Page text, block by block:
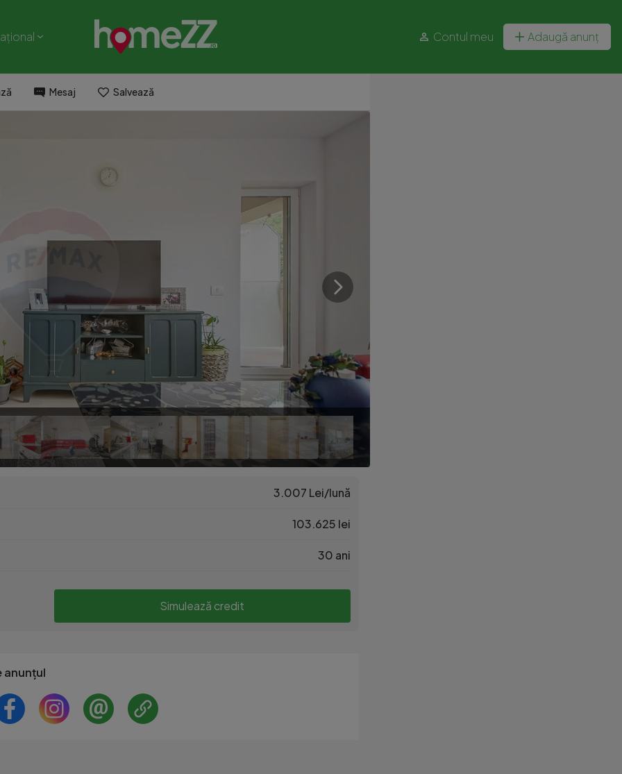
Contul meu Adaugă anunț
Mesaj Salvează
3.007 Lei/lună
103.625 lei
30 ani
Simulează credit
anunțul